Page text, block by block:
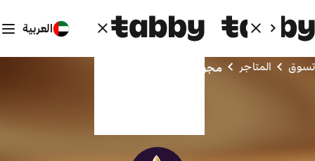
العربية
تسوق المتاجر مجوهرات كُندَن كالا